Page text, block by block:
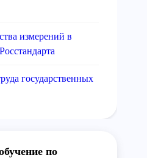
измерений в
государственных
по